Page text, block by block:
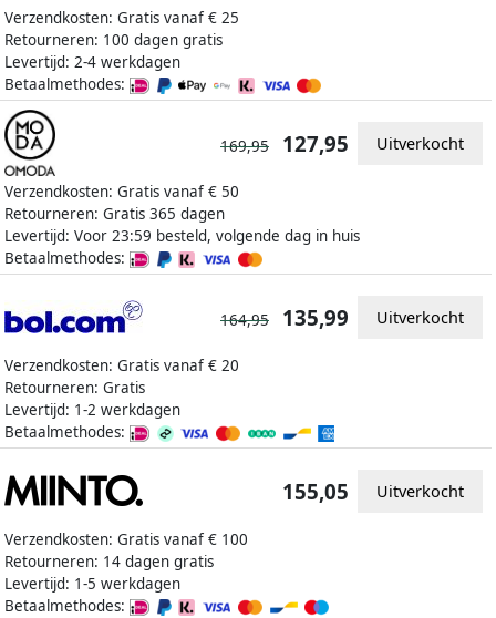
Verzendkosten: Gratis vanaf € 25
Retourneren: 100 dagen gratis
Levertijd: 2-4 werkdagen
Betaalmethodes:
Verzendkosten: Gratis vanaf € 50
Retourneren: Gratis 365 dagen
Levertijd: Voor 23:59 besteld, volgende dag in huis
Betaalmethodes:
169,95 127,95 Uitverkocht
Verzendkosten: Gratis vanaf € 20
Retourneren: Gratis
Levertijd: 1-2 werkdagen
Betaalmethodes:
164,95 135,99 Uitverkocht
Verzendkosten: Gratis vanaf € 100
Retourneren: 14 dagen gratis
Levertijd: 1-5 werkdagen
Betaalmethodes:
155,05 Uitverkocht